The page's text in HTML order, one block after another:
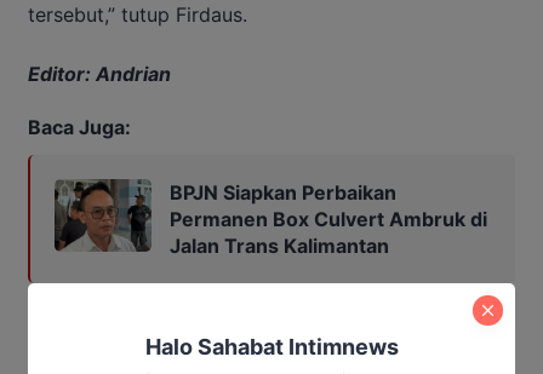
tersebut,” tutup Firdaus.
Editor: Andrian
Baca Juga:
BPJN Siapkan Perbaikan
Permanen Box Culvert Ambruk di
Jalan Trans Kalimantan
Halo Sahabat Intimnews